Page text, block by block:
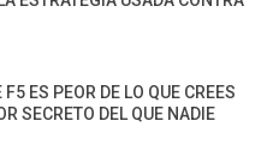
F5 ES PEOR DE LO QUE CREES
SECRETO DEL QUE NADIE